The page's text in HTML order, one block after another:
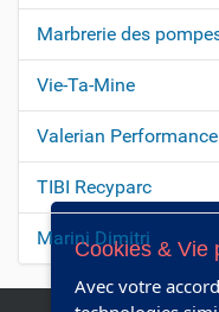
Marbrerie des
Vie-Ta-Mine
Valerian Performance
TIBI Recyparc
Marini Dimitri
Cookies & Vie
Avec votre